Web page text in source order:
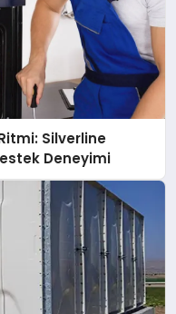
Silverline
Deneyimi